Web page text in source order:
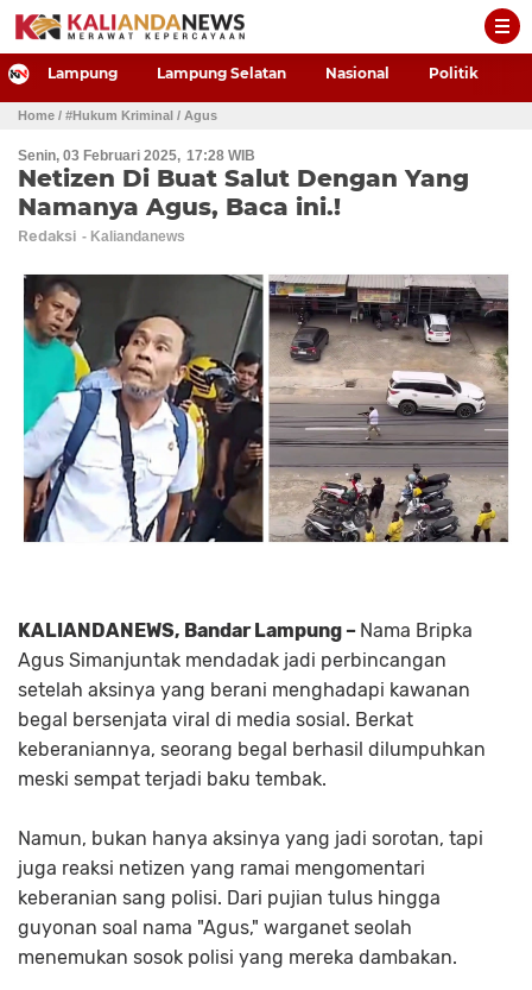
-->
Lampung Lampung Selatan Nasional Politik
Home / #Hukum Kriminal / Agus
Senin, 03 Februari 2025 17:28 WIB
Netizen Di Buat Salut Dengan Yang
Namanya Agus, Baca ini.!
Redaksi
KALIANDANEWS, Bandar Lampung – Nama Bripka
Agus Simanjuntak mendadak jadi perbincangan
setelah aksinya yang berani menghadapi kawanan
begal bersenjata viral di media sosial. Berkat
keberaniannya, seorang begal berhasil dilumpuhkan
meski sempat terjadi baku tembak.
Namun, bukan hanya aksinya yang jadi sorotan, tapi
juga reaksi netizen yang ramai mengomentari
keberanian sang polisi. Dari pujian tulus hingga
guyonan soal nama "Agus," warganet seolah
menemukan sosok polisi yang mereka dambakan.